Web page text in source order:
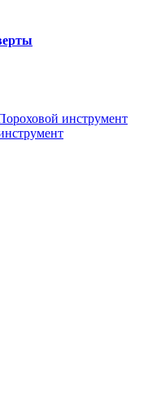
инструмент